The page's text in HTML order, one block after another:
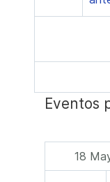
Eventos
18